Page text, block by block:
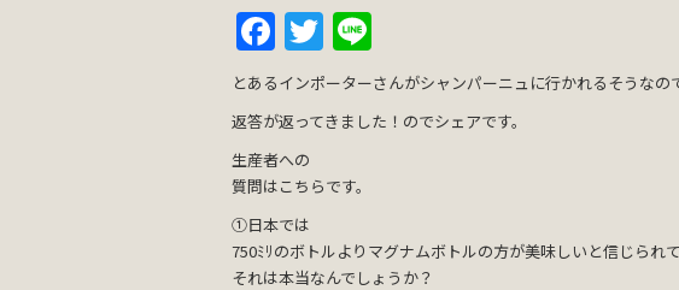
Facebook
Twitter
とあるインポーターさんがシャンパーニュに行かれるそうなの
返答が返ってきました！のでシェアです。
生産者への
質問はこちらです。
①日本では
750ﾐﾘのボトルよりマグナムボトルの方が美味しいと信じられて
それは本当なんでしょうか？